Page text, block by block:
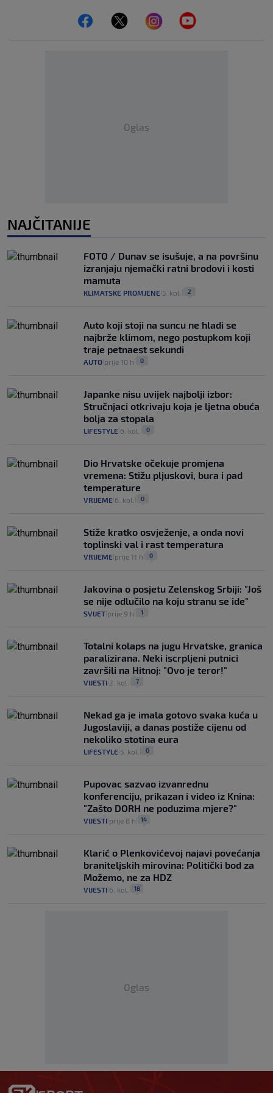
Oglas
NAJČITANIJE
FOTO / Dunav se isušuje, a na površinu
izranjaju njemački ratni brodovi i kosti
mamuta
KLIMATSKE PROMJENE 5. kol. 2
Auto koji stoji na suncu ne hladi se
najbrže klimom, nego postupkom koji
traje petnaest sekundi
AUTO prije 10 h 0
Japanke nisu uvijek najbolji izbor:
Stručnjaci otkrivaju koja je ljetna obuća
bolja za stopala
LIFESTYLE 6. kol. 0
Dio Hrvatske očekuje promjena
vremena: Stižu pljuskovi, bura i pad
temperature
VRIJEME 6. kol. 0
Stiže kratko osvježenje, a onda novi
toplinski val i rast temperatura
VRIJEME prije 11 h 0
Jakovina o posjetu Zelenskog Srbiji: "Još
se nije odlučilo na koju stranu se ide"
SVIJET prije 9 h 1
Totalni kolaps na jugu Hrvatske, granica
paralizirana. Neki iscrpljeni putnici
završili na Hitnoj: "Ovo je teror!"
VIJESTI 2. kol. 7
Nekad ga je imala gotovo svaka kuća u
Jugoslaviji, a danas postiže cijenu od
nekoliko stotina eura
LIFESTYLE 5. kol. 0
Pupovac sazvao izvanrednu
konferenciju, prikazan i video iz Knina:
"Zašto DORH ne poduzima mjere?"
VIJESTI prije 8 h 14
Klarić o Plenkovićevoj najavi povećanja
braniteljskih mirovina: Politički bod za
Možemo, ne za HDZ
VIJESTI 6. kol. 18
Oglas